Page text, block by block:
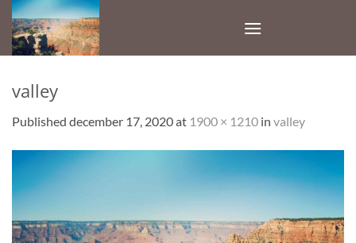
Skip
content
valley
Published december 17, 2020at 1900 × 1210 in valley